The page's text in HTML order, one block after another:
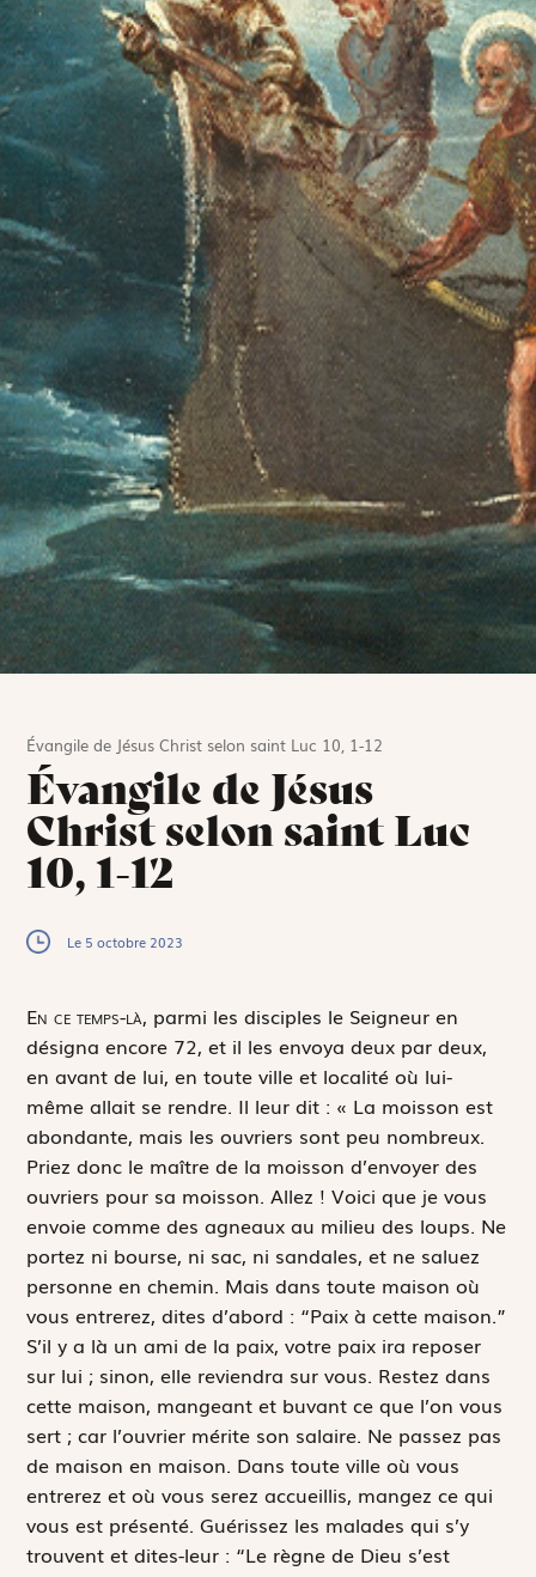
Évangile de Jésus Christ selon saint Luc 10, 1-12
Évangile de Jésus
Christ selon saint Luc
10, 1-12
Le 5 octobre 2023
En ce temps-là, parmi les disciples le Seigneur en
désigna encore 72, et il les envoya deux par deux,
en avant de lui, en toute ville et localité où lui-
même allait se rendre. Il leur dit : « La moisson est
abondante, mais les ouvriers sont peu nombreux.
Priez donc le maître de la moisson d’envoyer des
ouvriers pour sa moisson. Allez ! Voici que je vous
envoie comme des agneaux au milieu des loups. Ne
portez ni bourse, ni sac, ni sandales, et ne saluez
personne en chemin. Mais dans toute maison où
vous entrerez, dites d’abord : “Paix à cette maison.”
S’il y a là un ami de la paix, votre paix ira reposer
sur lui ; sinon, elle reviendra sur vous. Restez dans
cette maison, mangeant et buvant ce que l’on vous
sert ; car l’ouvrier mérite son salaire. Ne passez pas
de maison en maison. Dans toute ville où vous
entrerez et où vous serez accueillis, mangez ce qui
vous est présenté. Guérissez les malades qui s’y
trouvent et dites-leur : “Le règne de Dieu s’est